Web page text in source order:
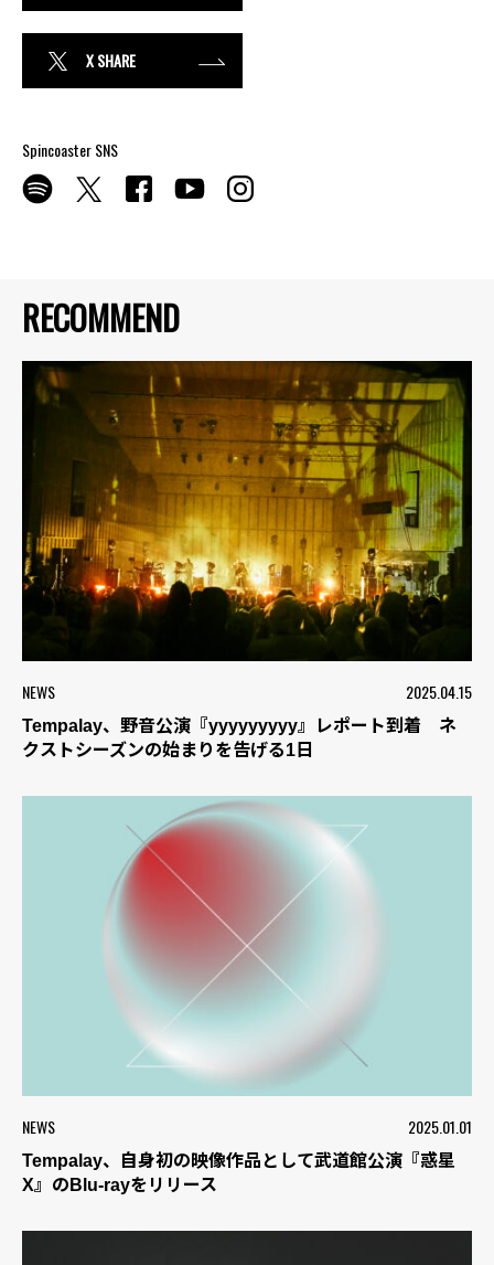
RECOMMEND
NEWS 2025.04.15
Tempalay、野音公演『yyyyyyyyy』レポート到着 ネ
クストシーズンの始まりを告げる1日
NEWS 2025.01.01
Tempalay、自身初の映像作品として武道館公演『惑星
X』のBlu-rayをリリース
X SHARE
Spincoaster SNS